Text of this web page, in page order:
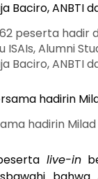
peserta hadir
ISAIs, Alumni
Baciro, ANBTI
hadirin
live-in